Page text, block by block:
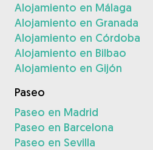
Alojamiento en Málaga
Alojamiento en Granada
Alojamiento en Córdoba
Alojamiento en Bilbao
Alojamiento en Gijón
Paseo
Paseo en Madrid
Paseo en Barcelona
Paseo en Sevilla